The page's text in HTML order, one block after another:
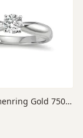
Solitär Damenring Gold 750 weiss